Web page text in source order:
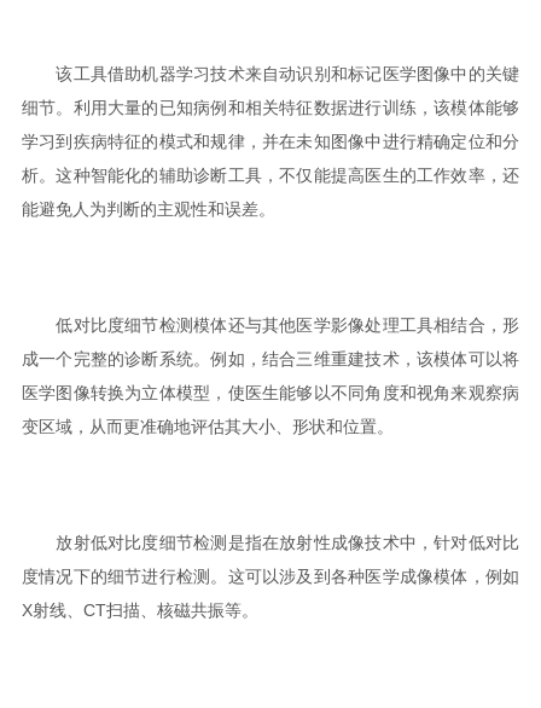
该工具借助机器学习技术来自动识别和标记医学图像中的关键
细节。利用大量的已知病例和相关特征数据进行训练，该模体能够
学习到疾病特征的模式和规律，并在未知图像中进行精确定位和分
析。这种智能化的辅助诊断工具，不仅能提高医生的工作效率，还
能避免人为判断的主观性和误差。
低对比度细节检测模体还与其他医学影像处理工具相结合，形
成一个完整的诊断系统。例如，结合三维重建技术，该模体可以将
医学图像转换为立体模型，使医生能够以不同角度和视角来观察病
变区域，从而更准确地评估其大小、形状和位置。
放射低对比度细节检测是指在放射性成像技术中，针对低对比
度情况下的细节进行检测。这可以涉及到各种医学成像模体，例如
X射线、CT扫描、核磁共振等。